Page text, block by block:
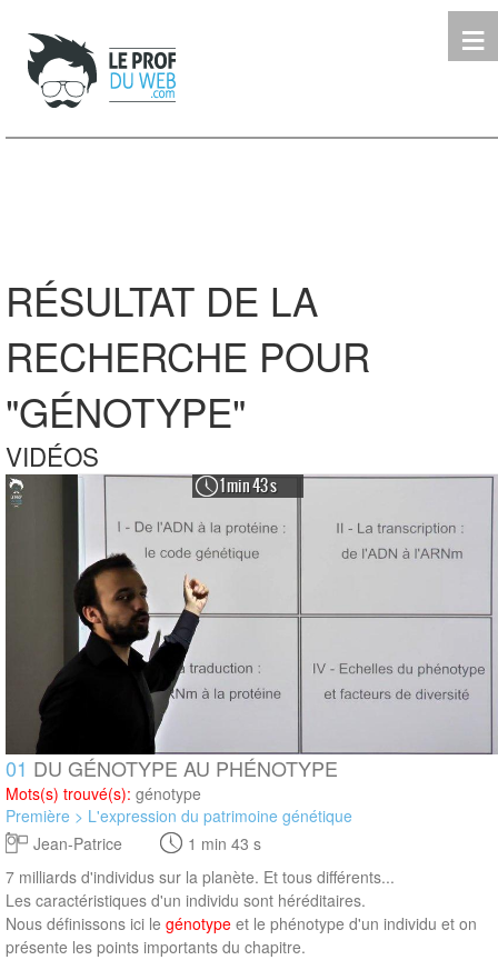
≡
RÉSULTAT DE LA
RECHERCHE POUR
"GÉNOTYPE"
VIDÉOS
1 min 43 s
01 DU GÉNOTYPE AU PHÉNOTYPE
Mots(s) trouvé(s): génotype
Première > L'expression du patrimoine génétique
Jean-Patrice
1 min 43 s
7 milliards d'individus sur la planète. Et tous différents...
Les caractéristiques d'un individu sont héréditaires.
Nous définissons ici le génotype et le phénotype d'un individu et on
présente les points importants du chapitre.